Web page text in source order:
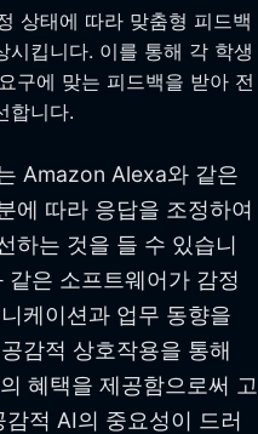
상태에 따라 맞춤형 피드백
시킵니다. 이를 통해 각 학생
구에 맞는 피드백을 받아 전
합니다.
Amazon Alexa와 같은
에 따라 응답을 조정하여
하는 것을 들 수 있습니
은 소프트웨어가 감정
케이션과 업무 동향을
감적 상호작용을 통해
혜택을 제공함으로써 고
적 AI의 중요성이 드러